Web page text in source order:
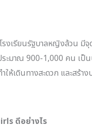
เรียนรัฐบาลหญิงล้วน มีจุ
มาณ 900-1,000 คน เป็น
ห้เดินทางสะดวก และสร้
ดีอย่างไร